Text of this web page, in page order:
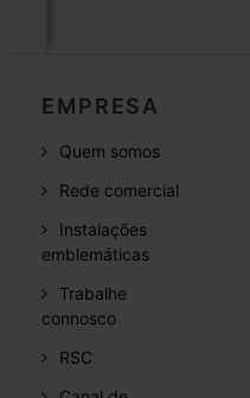
EMPRESA
Quem somos
Rede comercial
Instalações
emblemáticas
Trabalhe
connosco
RSC